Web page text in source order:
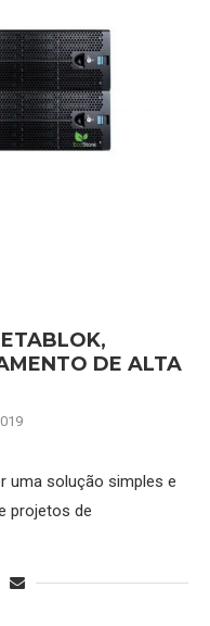
DE ALTA
uma solução simples e
projetos de